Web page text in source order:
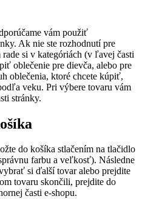
vám použiť
Ak nie ste rozhodnutí pre
si v kategóriách (v ľavej časti
oblečenie pre dievča, alebo pre
oblečenia, ktoré chcete kúpiť,
veku. Pri výbere tovaru vám
stránky.
do košíka stlačením na tlačidlo
farbu a veľkosť). Následne
si ďalší tovar alebo prejdite
tovaru skončili, prejdite do
časti e-shopu.